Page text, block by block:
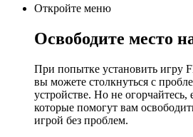
Откройте меню
Освободите место
При попытке установить игру
вы можете столкнуться с
устройстве. Но не огорчайтесь,
которые помогут вам
игрой без проблем.